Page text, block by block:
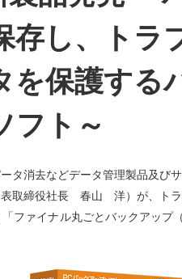
存し、トラ
を保護する
フト～
タ消去などデータ管理製品及び
取締役社長 春山 洋）が、トラ
ファイナル丸ごとバックアップ